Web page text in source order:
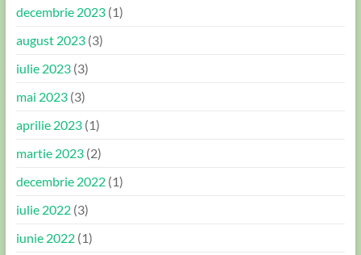
decembrie 2023(1)
august 2023(3)
iulie 2023(3)
mai 2023(3)
aprilie 2023(1)
martie 2023(2)
decembrie 2022(1)
iulie 2022(3)
iunie 2022(1)